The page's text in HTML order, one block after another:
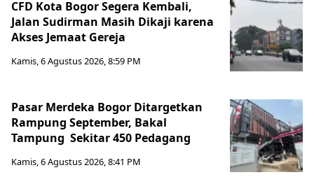
CFD Kota Bogor Segera Kembali,
Jalan Sudirman Masih Dikaji karena
Akses Jemaat Gereja
Kamis, 6 Agustus 2026, 8:59 PM
Pasar Merdeka Bogor Ditargetkan
Rampung September, Bakal
Tampung Sekitar 450 Pedagang
Kamis, 6 Agustus 2026, 8:41 PM